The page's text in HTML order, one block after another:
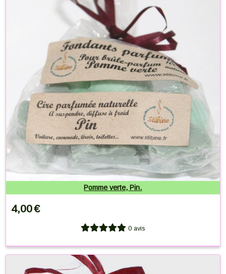
Pomme verte, Pin.
4,00€
0 avis